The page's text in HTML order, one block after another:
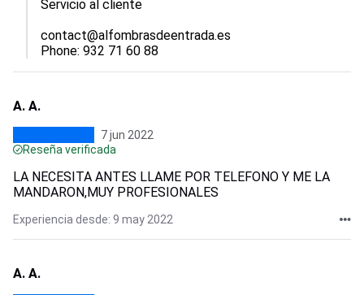
Servicio al cliente
contact@alfombrasdeentrada.es
Phone: 932 71 60 88
A. A.
7 jun 2022
Reseña verificada
LA NECESITA ANTES LLAME POR TELEFONO Y ME LA
MANDARON,MUY PROFESIONALES
Experiencia desde: 9 may 2022
A. A.